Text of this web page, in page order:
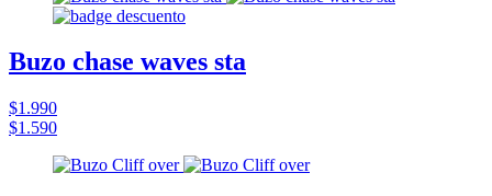
Buzo chase waves sta
$1.990
$1.590